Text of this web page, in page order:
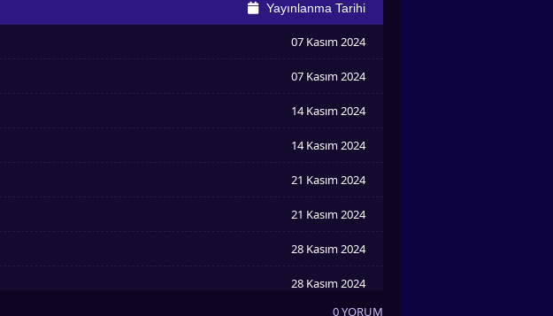
Yayınlanma Tarihi
07 Kasım 2024
07 Kasım 2024
14 Kasım 2024
14 Kasım 2024
21 Kasım 2024
21 Kasım 2024
28 Kasım 2024
28 Kasım 2024
0 YORUM